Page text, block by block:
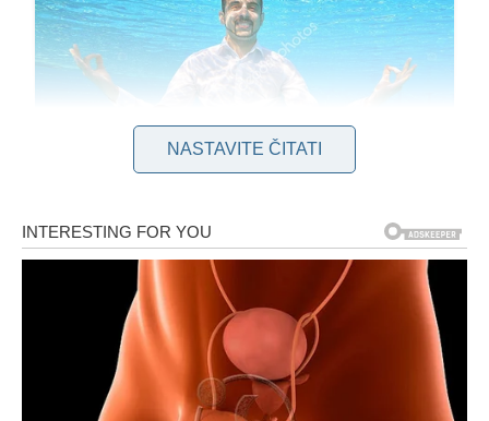
Komunikacija, koju je smatrao osnovom zajedničkog života,
gotovo je nestala
, a svaki pokušaj da podijeli svoja iskustva
završavao je nezapaženo ili s površnim komentarom. Ta tiha
ignorancija stvorila je osjećaj da više nije partner, već samo
NASTAVITE ČITATI